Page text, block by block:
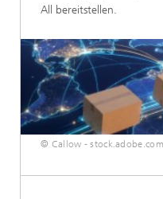
All bereitstellen.
© Callow - stock.adobe.com